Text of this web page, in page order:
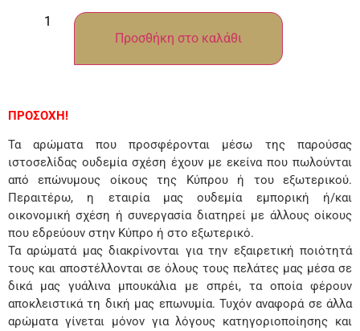
Προσθήκη στο καλάθι
ΠΡΟΣΟΧΗ!
Τα αρώματα που προσφέρονται μέσω της παρούσας
ιστοσελίδας ουδεμία σχέση έχουν με εκείνα που πωλούνται
από επώνυμους οίκους της Κύπρου ή του εξωτερικού.
Περαιτέρω, η εταιρία μας ουδεμία εμπορική ή/και
οικονομική σχέση ή συνεργασία διατηρεί με άλλους οίκους
που εδρεύουν στην Κύπρο ή στο εξωτερικό.
Τα αρώματά μας διακρίνονται για την εξαιρετική ποιότητά
τους και αποστέλλονται σε όλους τους πελάτες μας μέσα σε
δικά μας γυάλινα μπουκάλια με σπρέι, τα οποία φέρουν
αποκλειστικά τη δική μας επωνυμία. Τυχόν αναφορά σε άλλα
αρώματα γίνεται μόνον για λόγους κατηγοριοποίησης και